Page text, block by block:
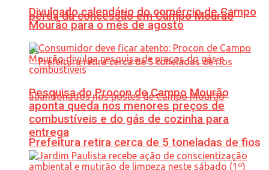
perda da concessão em Campo Mourão
Prefeitura retira cerca de 5 toneladas de fios
Divulgado calendário do comércio de Campo
Mourão para o mês de agosto
Pesquisa do Procon de Campo Mourão
aponta queda nos menores preços de
combustíveis e do gás de cozinha para
entrega